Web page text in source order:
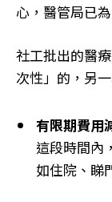
心，醫管局已
社工批出的醫
次性」的，另
有限期費用
這段時間內
如住院、睇